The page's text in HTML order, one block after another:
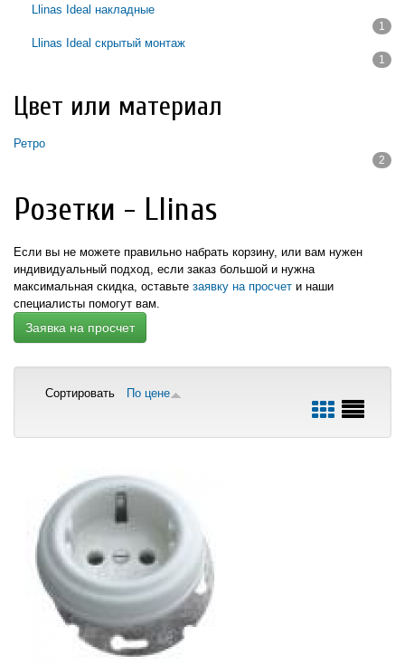
Llinas Ideal накладные
1
Apply Llinas Ideal накладные filter
Llinas Ideal скрытый монтаж
1
Цвет или материал
Ретро
2
Розетки - Llinas
Если вы не можете правильно набрать корзину, или вам нужен
индивидуальный подход, если заказ большой и нужна
максимальная скидка, оставьте заявку на просчет и наши
специалисты помогут вам.
Заявка на просчет
Сортировать По цене